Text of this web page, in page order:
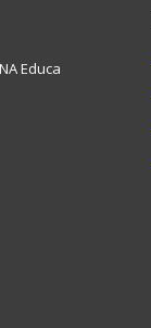
Educa